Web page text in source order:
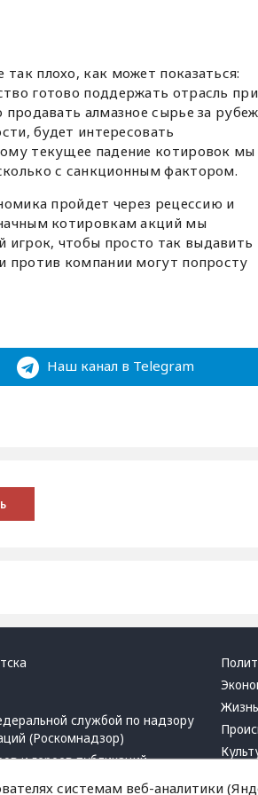
плохо, как может показаться:
готово поддержать отрасль при
алмазное сырье за рубеж
будет интересовать
текущее падение котировок мы
с санкционным фактором.
пройдет через рецессию и
котировкам акций мы
чтобы просто так выдавить
против компании могут попросту
Наш канал в Telegram
службой по надзору
(Роскомнадзор)
и героев публикаций.
системам веб-аналитики